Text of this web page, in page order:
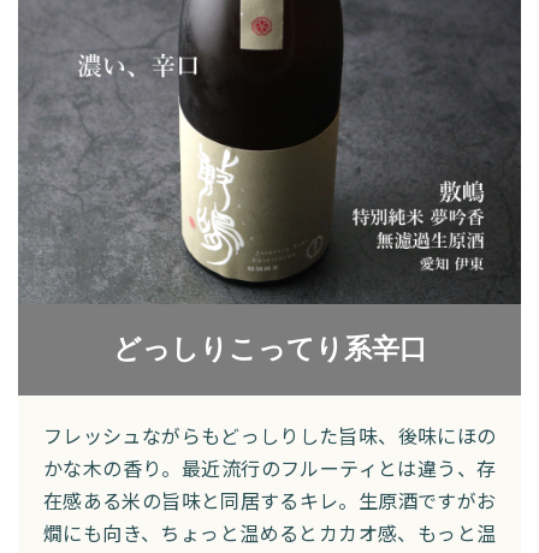
どっしりこってり系辛口
フレッシュながらもどっしりした旨味、後味にほの
かな木の香り。最近流行のフルーティとは違う、存
在感ある米の旨味と同居するキレ。生原酒ですがお
燗にも向き、ちょっと温めるとカカオ感、もっと温